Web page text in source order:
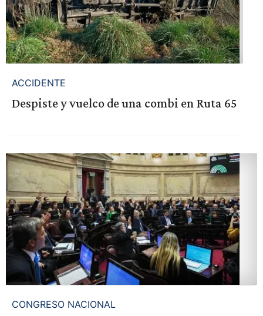
ACCIDENTE
Despiste y vuelco de una combi en Ruta 65
CONGRESO NACIONAL